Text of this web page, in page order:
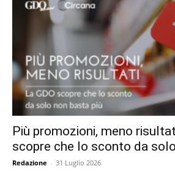
Più promozioni, meno
scopre che lo sconto da
Redazione - 31 Luglio 2026